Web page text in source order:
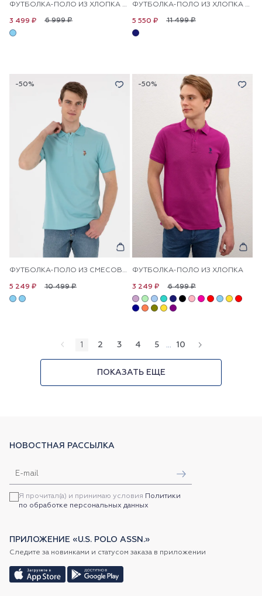
ФУТБОЛКА-ПОЛО ИЗ ХЛОПКА С КОНТРАСТНОЙ ОКАНТОВКОЙ
6 999 ₽
3 499 ₽
ФУТБОЛКА-ПОЛО ИЗ ХЛОПКА С КОНТРАСТНЫМ ДИЗАЙНОМ
11 499 ₽
5 550 ₽
-50%
ФУТБОЛКА-ПОЛО ИЗ СМЕСОВОГО ХЛОПКА
10 499 ₽
5 249 ₽
-50%
ФУТБОЛКА-ПОЛО ИЗ ХЛОПКА
6 499 ₽
3 249 ₽
1 2 3 4 5 10
ПОКАЗАТЬ ЕЩЕ
НОВОСТНАЯ РАССЫЛКА
Я прочитал(а) и принимаю условия Политики
по обработке персональных данных
ПРИЛОЖЕНИЕ «U.S. POLO ASSN.»
Следите за новинками и статусом заказа в приложении